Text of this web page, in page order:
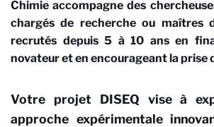
Chimie accompagne des
chargés de recherche ou maîtres
recrutés depuis 5 à 10 ans en
novateur et en encourageant la prise
Votre projet DISEQ vise à
approche expérimentale